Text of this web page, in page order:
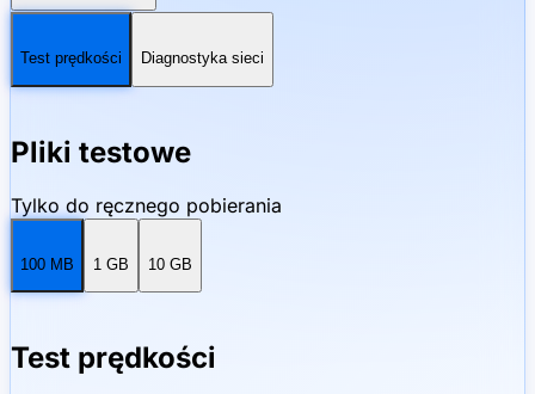
Test prędkości Diagnostyka sieci
Pliki testowe
Tylko do ręcznego pobierania
100 MB 1 GB 10 GB
Test prędkości